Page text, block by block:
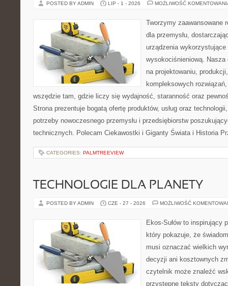
POSTED BY ADMIN LIP - 1 - 2026 MOŻLIWOŚĆ
Tworzymy zaawansowane
dla przemysłu,
urządzenia wykorzystujące
wysokociśnieniową. Nasza
na projektowaniu,
kompleksowych
wszędzie tam, gdzie liczy się wydajność, staranność oraz
Strona prezentuje bogatą ofertę produktów, usług oraz
potrzeby nowoczesnego przemysłu i przedsiębiorstw
technicznych. Polecam Ciekawostki i Giganty Świata i Historia
CATEGORIES: PALMTREEVIEW
TECHNOLOGIE DLA PLANETY
POSTED BY ADMIN CZE - 27 - 2026 MOŻLIWOŚĆ
Ekos-Sułów to inspirujący
który pokazuje, że
musi oznaczać wielkich
decyzji ani kosztownych
czytelnik może znaleźć
przystępne teksty